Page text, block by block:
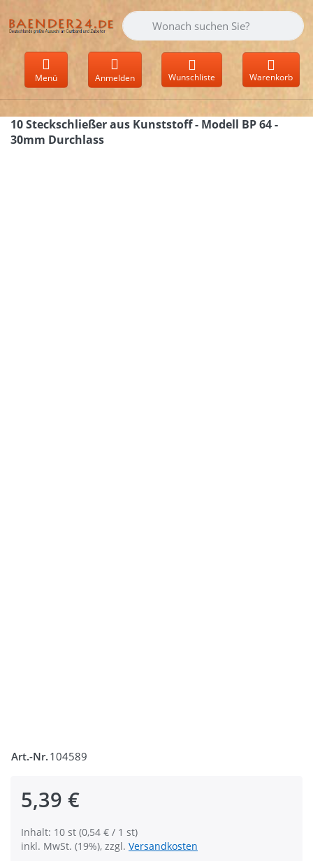
Geben Sie einen Suchbegriff ein.
Menü Anmelden Wunschliste Warenkorb
10 Steckschließer aus Kunststoff - Modell BP 64 -
30mm Durchlass
Art.-Nr. 104589
5,39 €
Inhalt: 10 st (0,54 € / 1 st)
inkl. MwSt. (19%), zzgl. Versandkosten